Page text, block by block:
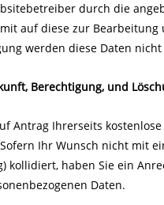
durch die
auf diese zur
werden diese Daten
Berechtigung, und
Antrag Ihrerseits
Ihr Wunsch nicht mit
kollidiert, haben Sie ein
Daten.